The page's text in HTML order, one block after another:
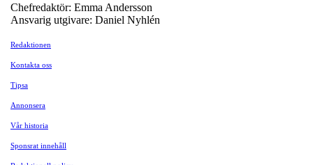
Chefredaktör: Emma Andersson
Ansvarig utgivare: Daniel Nyhlén
Redaktionen
Kontakta oss
Tipsa
Annonsera
Vår historia
Sponsrat innehåll